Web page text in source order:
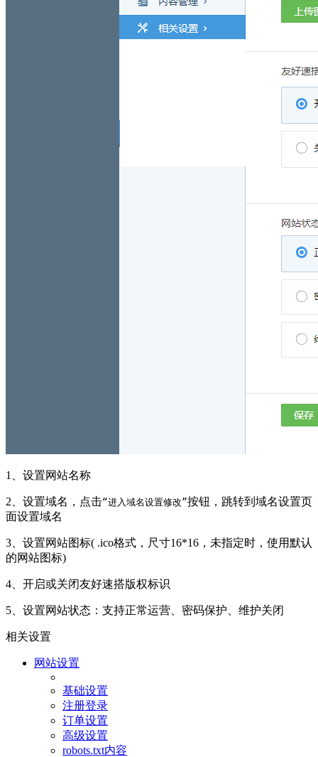
1、设置网站名称
2、设置域名，点击“进入域名设置修改”按钮，跳转到域名设置页
面设置域名
3、设置网站图标( .ico格式，尺寸16*16，未指定时，使用默认
的网站图标)
4、开启或关闭友好速搭版权标识
5、设置网站状态：支持正常运营、密码保护、维护关闭
相关设置
网站设置
基础设置
注册登录
订单设置
高级设置
robots.txt内容